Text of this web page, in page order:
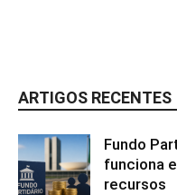
ARTIGOS RECENTES
Fundo
funciona
recursos